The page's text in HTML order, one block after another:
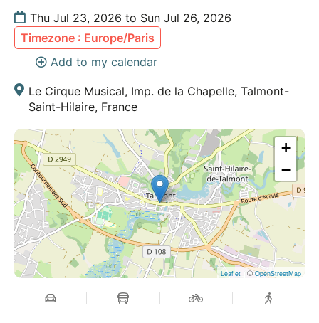
Thu Jul 23, 2026 to Sun Jul 26, 2026
Timezone : Europe/Paris
Add to my calendar
Le Cirque Musical, Imp. de la Chapelle, Talmont-
Saint-Hilaire, France
+
−
Leaflet | ©OpenStreetMap